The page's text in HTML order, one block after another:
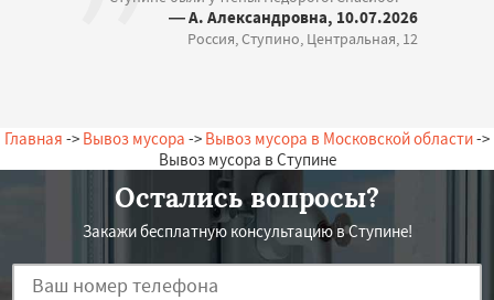
— А. Александровна, 10.07.2026
Россия, Ступино, Центральная, 12
Главная -> Вывоз мусора -> Вывоз мусора в Московской области->
Вывоз мусора в Ступине
Остались вопросы?
Закажи бесплатную консультацию в Ступине!